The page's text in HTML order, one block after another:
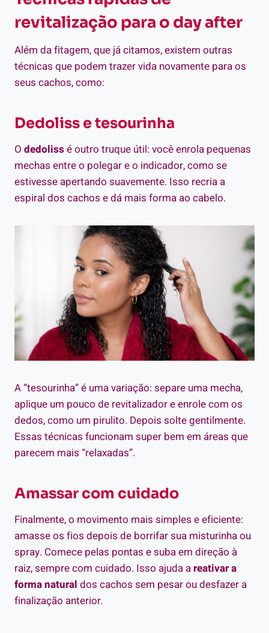
revitalização para o day after
Além da fitagem, que já citamos, existem outras
técnicas que podem trazer vida novamente para os
seus cachos, como:
Dedoliss e tesourinha
O dedolissé outro truque útil: você enrola pequenas
mechas entre o polegar e o indicador, como se
estivesse apertando suavemente. Isso recria a
espiral dos cachos e dá mais forma ao cabelo.
A “tesourinha” é uma variação: separe uma mecha,
aplique um pouco de revitalizador e enrole com os
dedos, como um pirulito. Depois solte gentilmente.
Essas técnicas funcionam super bem em áreas que
parecem mais “relaxadas”.
Amassar com cuidado
Finalmente, o movimento mais simples e eficiente:
amasse os fios depois de borrifar sua misturinha ou
spray. Comece pelas pontas e suba em direção à
raiz, sempre com cuidado. Isso ajuda areativar a
forma natural dos cachos sem pesar ou desfazer a
finalização anterior.